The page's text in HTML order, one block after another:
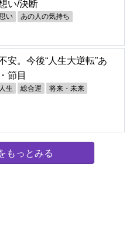
い/決断
い あの人の気持ち
安。今後“人生大逆転”あ
節目
人生 総合運 将来・未来
もっとみる